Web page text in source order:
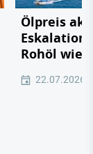
Ölpreis
Rohöl
22.07.2026